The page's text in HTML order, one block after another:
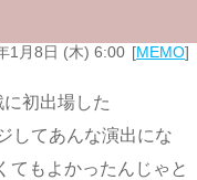
1月8日 (木) 6:00 MEMO
初出場した
してあんな演出にな
もよかったんじゃと